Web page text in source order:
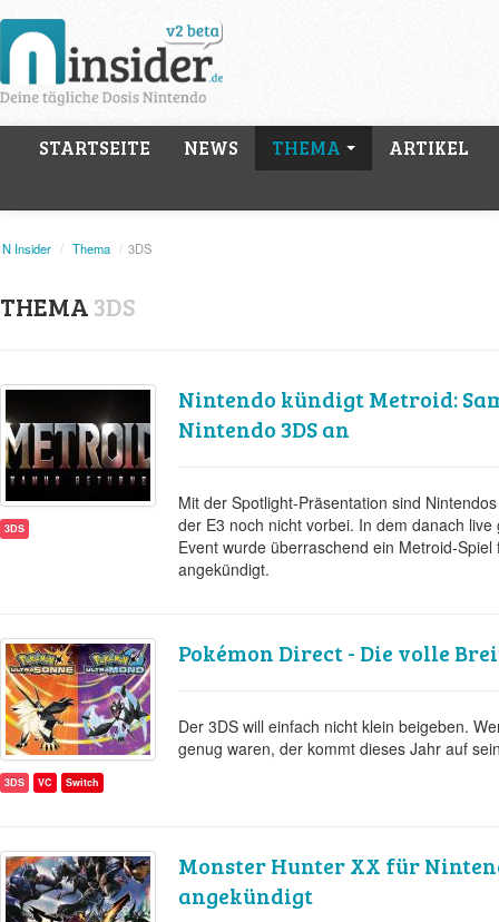
STARTSEITE NEWS THEMA ARTIKEL
N Insider / Thema / 3DS
THEMA 3DS
3DS
Nintendo kündigt Metroid:
Nintendo 3DS an
Mit der Spotlight-Präsentation sind
der E3 noch nicht vorbei. In dem danach
Event wurde überraschend ein Metroid-
angekündigt.
3DS VC Switch
Pokémon Direct - Die volle
Der 3DS will einfach nicht klein beigeben.
genug waren, der kommt dieses Jahr auf
Monster Hunter XX für
angekündigt